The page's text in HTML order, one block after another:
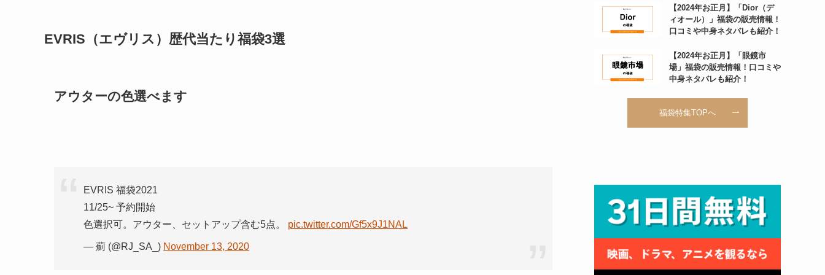
EVRIS（エヴリス）歴代当たり福袋3選
アウターの色選べます
EVRIS 福袋2021
11/25~ 予約開始
色選択可。アウター、セットアップ含む5点。 pic.twitter.com/Gf5x9J1NAL
— 薊 (@RJ_SA_) November 13, 2020
【2024年お正月】「Dior（デ
ィオール）」福袋の販売情報！
口コミや中身ネタバレも紹介！
【2024年お正月】「眼鏡市
場」福袋の販売情報！口コミや
中身ネタバレも紹介！
福袋特集TOPへ